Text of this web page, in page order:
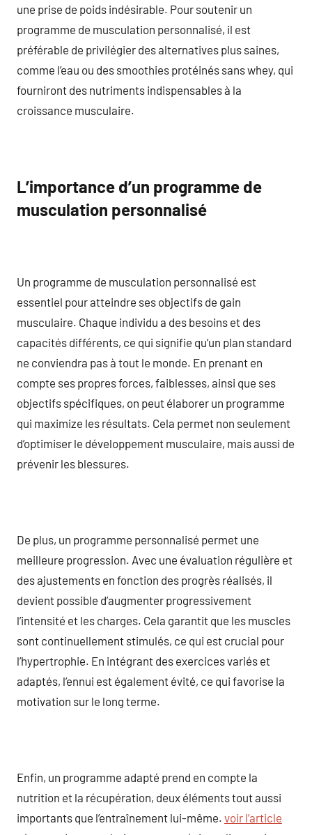
une prise de poids indésirable. Pour soutenir un
programme de musculation personnalisé, il est
préférable de privilégier des alternatives plus saines,
comme l’eau ou des smoothies protéinés sans whey, qui
fourniront des nutriments indispensables à la
croissance musculaire.
L’importance d’un programme de
musculation personnalisé
Un programme de musculation personnalisé est
essentiel pour atteindre ses objectifs de gain
musculaire. Chaque individu a des besoins et des
capacités différents, ce qui signifie qu’un plan standard
ne conviendra pas à tout le monde. En prenant en
compte ses propres forces, faiblesses, ainsi que ses
objectifs spécifiques, on peut élaborer un programme
qui maximize les résultats. Cela permet non seulement
d’optimiser le développement musculaire, mais aussi de
prévenir les blessures.
De plus, un programme personnalisé permet une
meilleure progression. Avec une évaluation régulière et
des ajustements en fonction des progrès réalisés, il
devient possible d’augmenter progressivement
l’intensité et les charges. Cela garantit que les muscles
sont continuellement stimulés, ce qui est crucial pour
l’hypertrophie. En intégrant des exercices variés et
adaptés, l’ennui est également évité, ce qui favorise la
motivation sur le long terme.
Enfin, un programme adapté prend en compte la
nutrition et la récupération, deux éléments tout aussi
importants que l’entraînement lui-même. voir l’article